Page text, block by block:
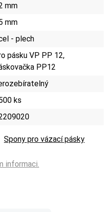
mm
mm
- plech
pásku VP PP 12,
PP12
ks
Spony pro vázací pásky
informaci.